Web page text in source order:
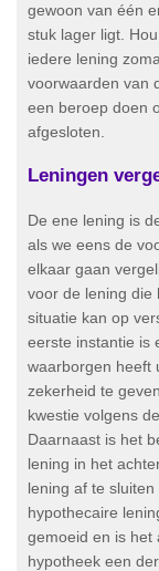
gewoon van één
stuk lager ligt.
iedere lening
voorwaarden van
een beroep doen
afgesloten.
Leningen
De ene lening is
als we eens de
elkaar gaan
voor de lening die
situatie kan op
eerste instantie is
waarborgen heeft
zekerheid te
kwestie volgens
Daarnaast is het
lening in het
lening af te
hypothecaire
gemoeid en is het
hypotheek een